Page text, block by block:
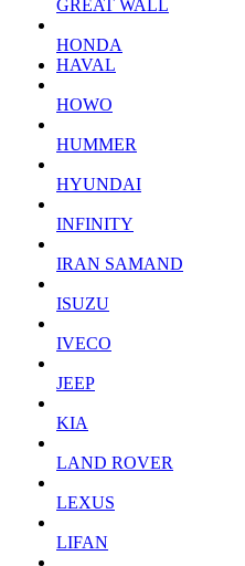
GREAT WALL
HONDA
HAVAL
HOWO
HUMMER
HYUNDAI
INFINITY
IRAN SAMAND
ISUZU
IVECO
JEEP
KIA
LAND ROVER
LEXUS
LIFAN